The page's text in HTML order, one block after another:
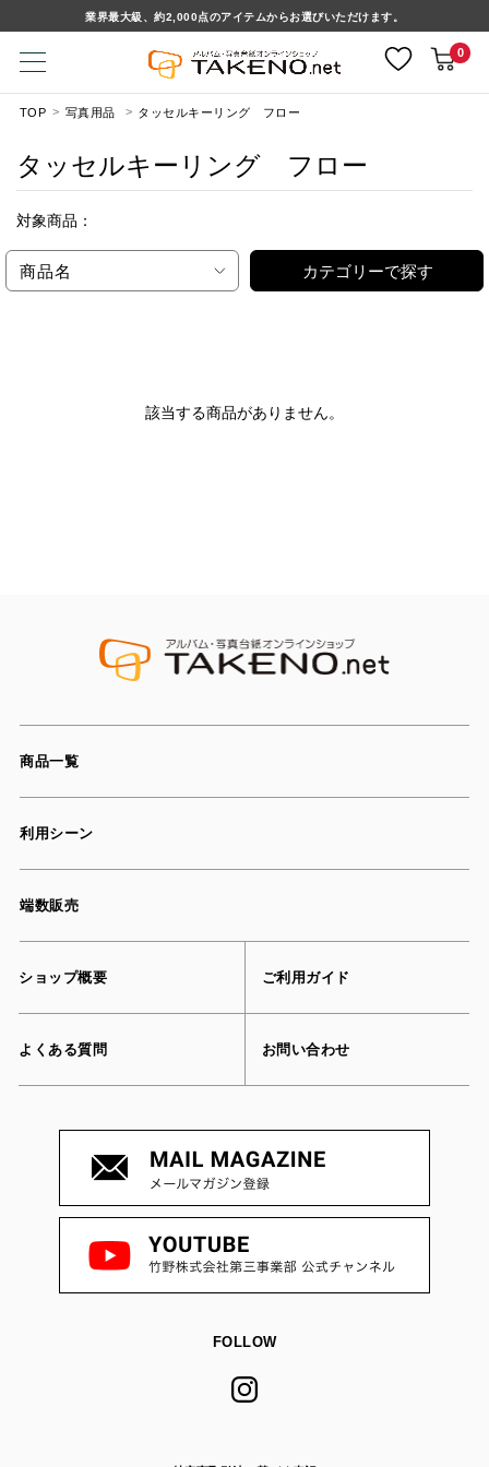
業界最大級、約2,000点のアイテムからお選びいただけます。
0
TOP 写真用品 タッセルキーリング フロー
タッセルキーリング フロー
対象商品：
商品名 カテゴリーで探す
該当する商品がありません。
商品一覧
利用シーン
端数販売
ショップ概要 ご利用ガイド
よくある質問 お問い合わせ
FOLLOW